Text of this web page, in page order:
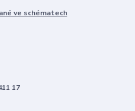
ve schématech
17